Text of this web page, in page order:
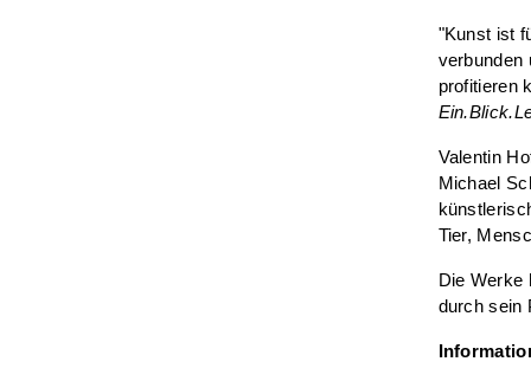
"Kunst ist
verbunden
profitieren
Valentin
Michael
Tier,
Die Werke
durch sein